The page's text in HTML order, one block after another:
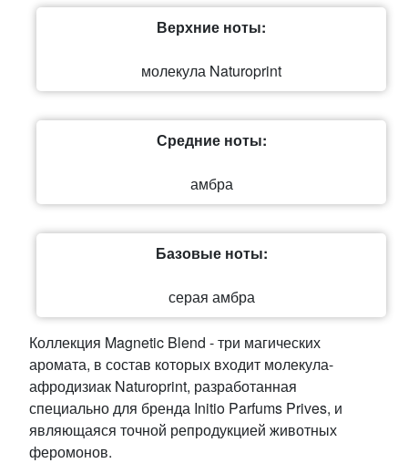
Верхние ноты:
молекула Naturoprint
Средние ноты:
амбра
Базовые ноты:
серая амбра
Коллекция Magnetic Blend - три магических
аромата, в состав которых входит молекула-
афродизиак Naturoprint, разработанная
специально для бренда Initio Parfums Prives, и
являющаяся точной репродукцией животных
феромонов.